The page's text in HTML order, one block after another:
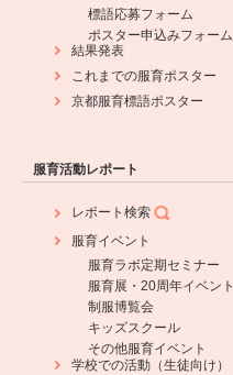
標語応募フォーム
ポスター申込みフォーム
結果発表
これまでの服育ポスター
京都服育標語ポスター
服育活動レポート
レポート検索
服育イベント
服育ラボ定期セミナー
服育展・20周年イベント
制服博覧会
キッズスクール
その他服育イベント
学校での活動（生徒向け）